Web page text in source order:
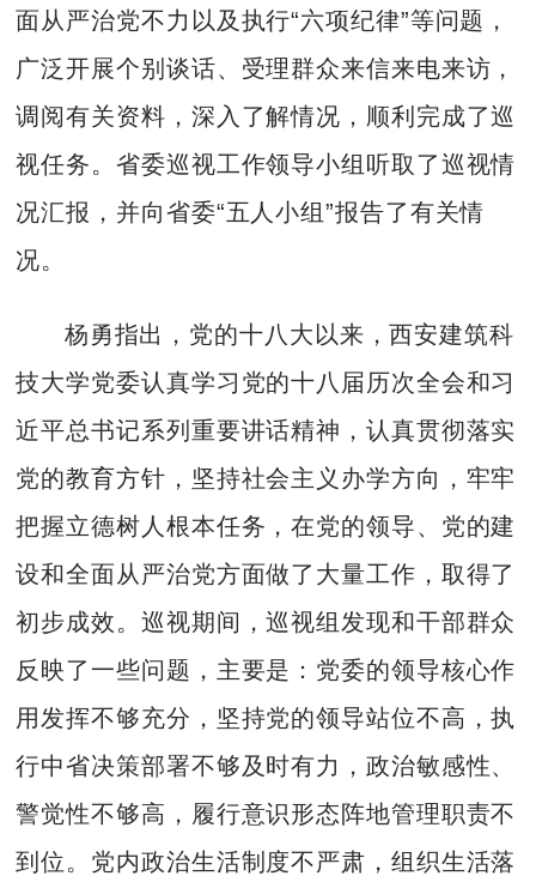
面从严治党不力以及执行“六项纪律”等问题，
广泛开展个别谈话、受理群众来信来电来访，
调阅有关资料，深入了解情况，顺利完成了巡
视任务。省委巡视工作领导小组听取了巡视情
况汇报，并向省委“五人小组”报告了有关情
况。
杨勇指出，党的十八大以来，西安建筑科
技大学党委认真学习党的十八届历次全会和习
近平总书记系列重要讲话精神，认真贯彻落实
党的教育方针，坚持社会主义办学方向，牢牢
把握立德树人根本任务，在党的领导、党的建
设和全面从严治党方面做了大量工作，取得了
初步成效。巡视期间，巡视组发现和干部群众
反映了一些问题，主要是：党委的领导核心作
用发挥不够充分，坚持党的领导站位不高，执
行中省决策部署不够及时有力，政治敏感性、
警觉性不够高，履行意识形态阵地管理职责不
到位。党内政治生活制度不严肃，组织生活落